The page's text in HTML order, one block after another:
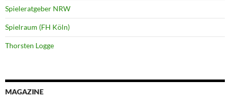
Spieleratgeber NRW
Spielraum (FH Köln)
Thorsten Logge
MAGAZINE